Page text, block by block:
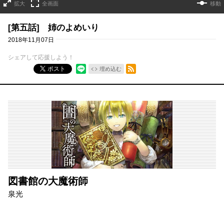
拡大 全画面 移動
[第五話] 姉のよめいり
2018年11月07日
シェアして応援しよう！
ポスト
埋め込む
RSSフィード
図書館の大魔術師
泉光